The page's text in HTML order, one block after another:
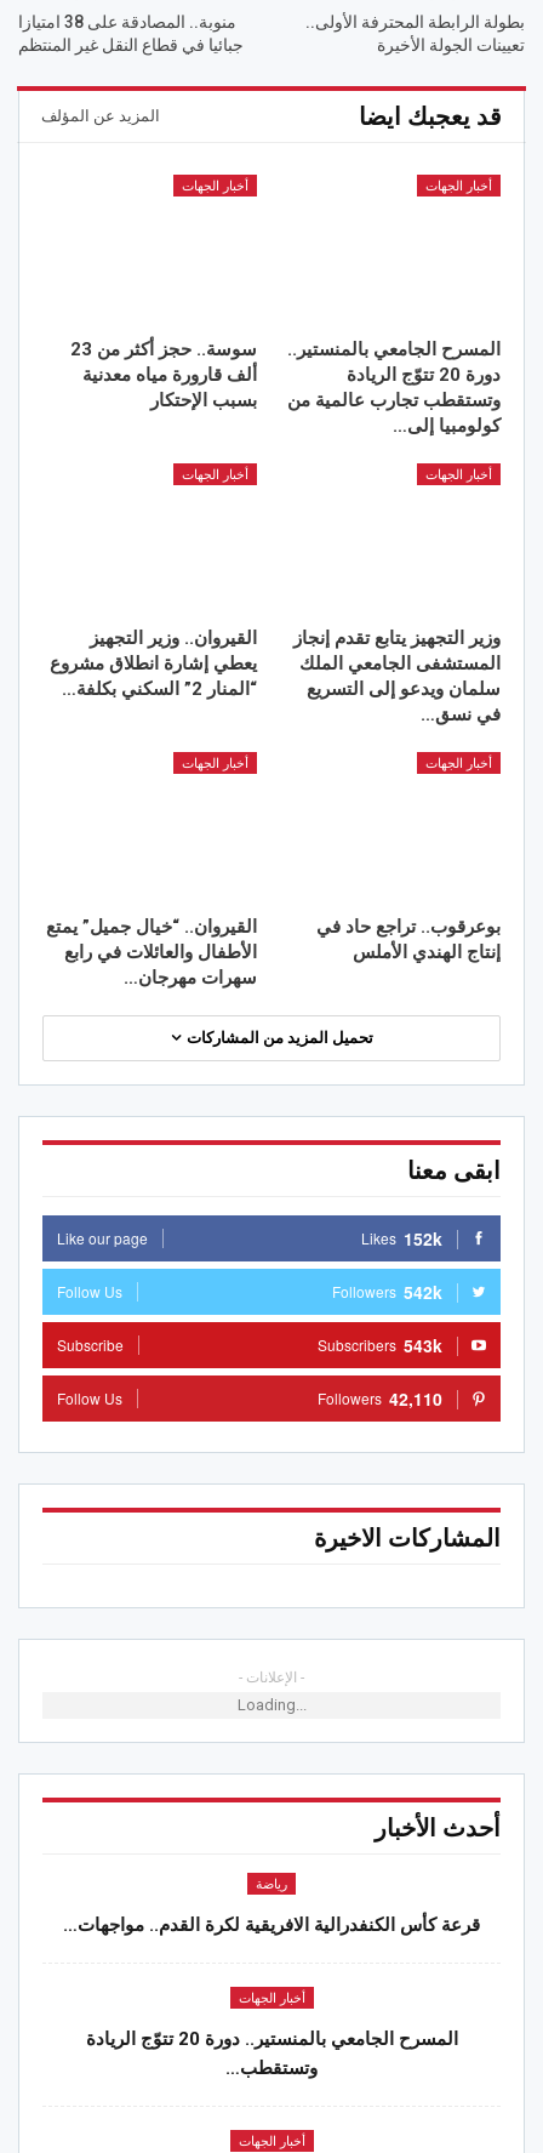
بطولة الرابطة المحترفة الأولى..
تعيينات الجولة الأخيرة
منوبة.. المصادقة على 38 امتيازا
جبائيا في قطاع النقل غير المنتظم
قد يعجبك ايضا المزيد عن المؤلف
أخبار الجهات
المسرح الجامعي بالمنستير..
دورة 20 تتوّج الريادة
وتستقطب تجارب عالمية من
كولومبيا إلى…
أخبار الجهات
سوسة.. حجز أكثر من 23
ألف قارورة مياه معدنية
بسبب الإحتكار
أخبار الجهات
وزير التجهيز يتابع تقدم إنجاز
المستشفى الجامعي الملك
سلمان ويدعو إلى التسريع
في نسق…
أخبار الجهات
القيروان.. وزير التجهيز
يعطي إشارة انطلاق مشروع
“المنار 2” السكني بكلفة…
أخبار الجهات
بوعرقوب.. تراجع حاد في
إنتاج الهندي الأملس
أخبار الجهات
القيروان.. “خيال جميل” يمتع
الأطفال والعائلات في رابع
سهرات مهرجان…
تحميل المزيد من المشاركات
ابقى معنا
152k
Likes
Like our page
542k
Followers
Follow Us
543k
Subscribers
Subscribe
42,110
Followers
Follow Us
المشاركات الاخيرة
- الإعلانات -
Loading...
أحدث الأخبار
رياضة
قرعة كأس الكنفدرالية الافريقية لكرة القدم.. مواجهات…
أخبار الجهات
المسرح الجامعي بالمنستير.. دورة 20 تتوّج الريادة
وتستقطب…
أخبار الجهات